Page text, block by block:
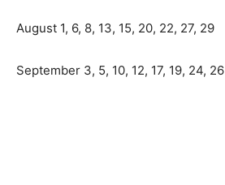
August 1, 6, 8, 13, 15, 20, 22, 27, 29
September 3, 5, 10, 12, 17, 19, 24, 26